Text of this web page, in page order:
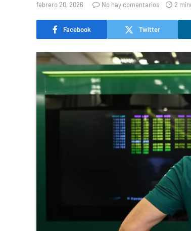
febrero 20, 2026 No hay comentarios 2
Facebook Twitter